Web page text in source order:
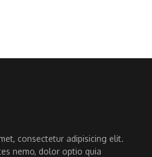
consectetur adipisicing elit.
nemo, dolor optio quia